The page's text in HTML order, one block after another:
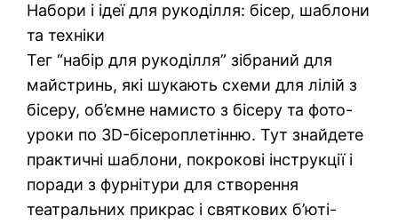
Набори і ідеї для рукоділля: бісер, шаблони
та техніки
Тег “набір для рукоділля” зібраний для
майстринь, які шукають схеми для лілій з
бісеру, об’ємне намисто з бісеру та фото-
уроки по 3D-бісероплетінню. Тут знайдете
практичні шаблони, покрокові інструкції і
поради з фурнітури для створення
театральних прикрас і святкових б’юті-